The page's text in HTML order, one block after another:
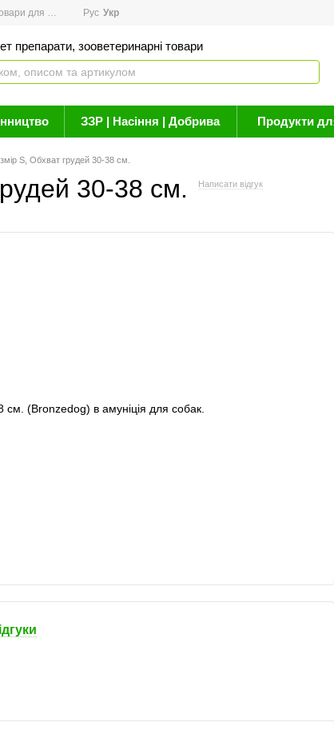
для здоров'я Новини
Рус Укр
препарати, зооветеринарні товари
ЗЗР | Насіння | Добрива Продукти
S, Обхват грудей 30-38 см.
30-38 см. Написати відгук